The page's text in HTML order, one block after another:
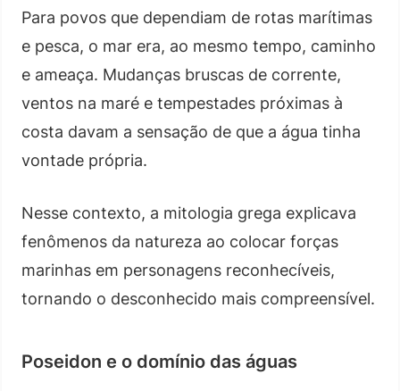
Para povos que dependiam de rotas marítimas
e pesca, o mar era, ao mesmo tempo, caminho
e ameaça. Mudanças bruscas de corrente,
ventos na maré e tempestades próximas à
costa davam a sensação de que a água tinha
vontade própria.
Nesse contexto, a mitologia grega explicava
fenômenos da natureza ao colocar forças
marinhas em personagens reconhecíveis,
tornando o desconhecido mais compreensível.
Poseidon e o domínio das águas